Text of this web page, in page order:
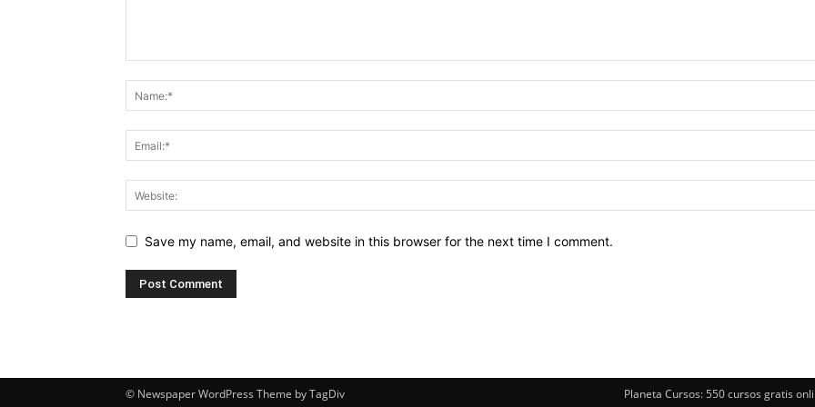
Save my name, email, and website in this browser for the next time I comment.
Planeta Cursos: 550 cursos gratis
© Newspaper WordPress Theme by TagDiv